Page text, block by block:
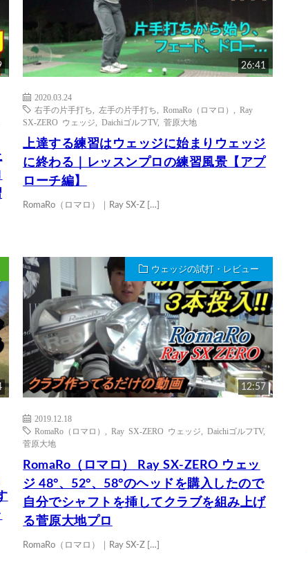
26:41
2020.03.24
右手の片手打ち
左手の片手打ち ,RomaRo（ロマロ） ,Ray
SX-ZERO ウェッジ
,DaichiゴルフTV,菅原大地
上達する練習はウェッジに始まりウェッジ
に終わる｜レッスンプロの練習風景【アプ
ローチ編】
RomaRo（ロマロ）｜Ray SX-Z […]
ウェッジの試打・レビュー
12:57
2019.12.18
RomaRo（ロマロ）
,Ray SX-ZERO ウェッジ ,DaichiゴルフTV,
菅原大地
RomaRo（ロマロ） Ray SX-ZERO ウェッ
ジ 48°、52°、58°のヘッドを購入したので
自分でシャフトを挿してクラブを組み上げ
る菅原大地プロ
RomaRo（ロマロ）｜Ray SX-Z […]